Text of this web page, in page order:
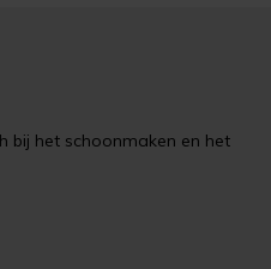
bij het schoonmaken en het